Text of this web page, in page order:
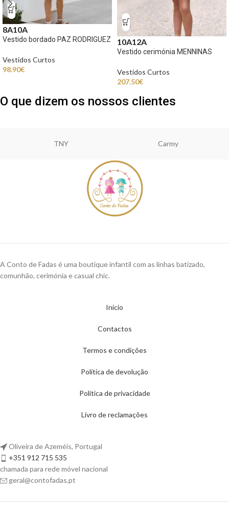
8A10A
Vestido bordado PAZ RODRIGUEZ
Vestidos Curtos
98.90€
10A12A
Vestido cerimónia MENNINAS
Vestidos Curtos
207.50€
O que dizem os nossos clientes
TNY Carmy
A Conto de Fadas é uma boutique infantil com as linhas batizado,
comunhão, cerimónia e casual chic.
Início
Contactos
Termos e condições
Política de devolução
Política de privacidade
Livro de reclamações
Oliveira de Azeméis, Portugal
+351 912 715 535
chamada para rede móvel nacional
geral@contofadas.pt